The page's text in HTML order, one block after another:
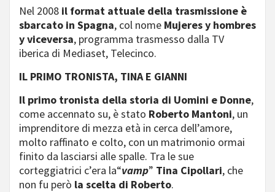
Nel 2008 il format attuale della trasmissione è
sbarcato in Spagna, col nome Mujeres y hombres
y viceversa, programma trasmesso dalla TV
iberica di Mediaset, Telecinco.
IL PRIMO TRONISTA, TINA E GIANNI
Il primo tronista della storia di Uomini e Donne,
come accennato su, è stato Roberto Mantoni, un
imprenditore di mezza età in cerca dell’amore,
molto raffinato e colto, con un matrimonio ormai
finito da lasciarsi alle spalle. Tra le sue
corteggiatrici c’era la“vamp” Tina Cipollari, che
non fu però la scelta di Roberto.